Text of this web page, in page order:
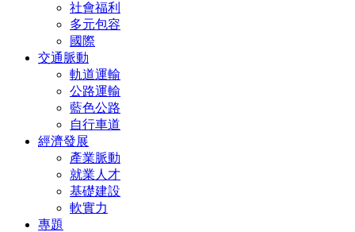
社會福利
多元包容
國際
交通脈動
軌道運輸
公路運輸
藍色公路
自行車道
經濟發展
產業脈動
就業人才
基礎建設
軟實力
專題